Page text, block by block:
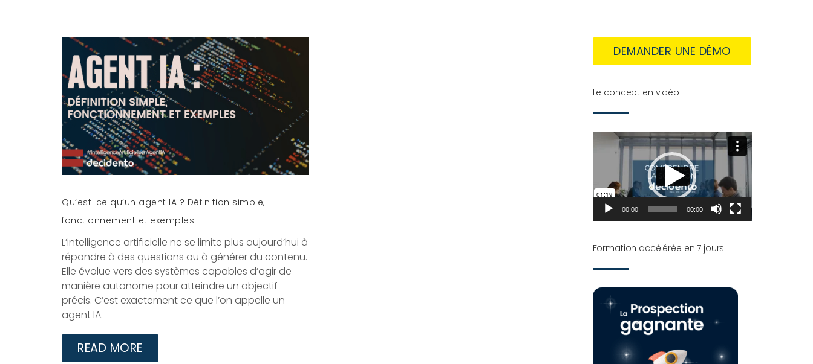
Qu’est-ce qu’un agent IA ? Définition simple,
fonctionnement et exemples
L’intelligence artificielle ne se limite plus aujourd’hui à
répondre à des questions ou à générer du contenu.
Elle évolue vers des systèmes capables d’agir de
manière autonome pour atteindre un objectif
précis. C’est exactement ce que l’on appelle un
agent IA.
READ MORE
DEMANDER UNE DÉMO
Le concept en vidéo
Lecteur
vidéo
00:00 00:00
Formation accélérée en 7 jours